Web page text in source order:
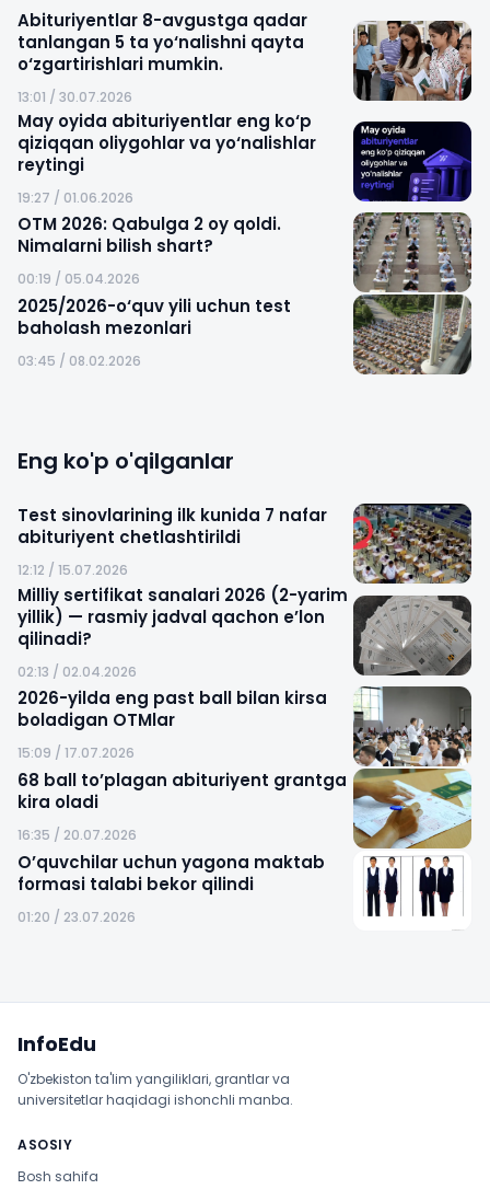
Abituriyentlar 8-avgustga qadar
tanlangan 5 ta yo‘nalishni qayta
o‘zgartirishlari mumkin.
13:01 / 30.07.2026
May oyida abituriyentlar eng ko‘p
qiziqqan oliygohlar va yo‘nalishlar
reytingi
19:27 / 01.06.2026
OTM 2026: Qabulga 2 oy qoldi.
Nimalarni bilish shart?
00:19 / 05.04.2026
2025/2026-o‘quv yili uchun test
baholash mezonlari
03:45 / 08.02.2026
Eng ko'p o'qilganlar
Test sinovlarining ilk kunida 7 nafar
abituriyent chetlashtirildi
12:12 / 15.07.2026
Milliy sertifikat sanalari 2026 (2-yarim
yillik) — rasmiy jadval qachon e’lon
qilinadi?
02:13 / 02.04.2026
2026-yilda eng past ball bilan kirsa
boladigan OTMlar
15:09 / 17.07.2026
68 ball to’plagan abituriyent grantga
kira oladi
16:35 / 20.07.2026
O’quvchilar uchun yagona maktab
formasi talabi bekor qilindi
01:20 / 23.07.2026
InfoEdu
O'zbekiston ta'lim yangiliklari, grantlar va
universitetlar haqidagi ishonchli manba.
ASOSIY
Bosh sahifa